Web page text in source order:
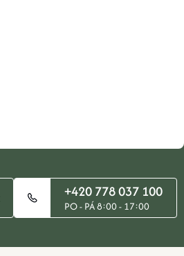
+420 778 037 100
PO - PÁ 8:00 - 17:00